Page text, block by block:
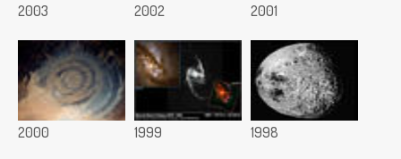
2003 2002 2001
2000 1999 1998